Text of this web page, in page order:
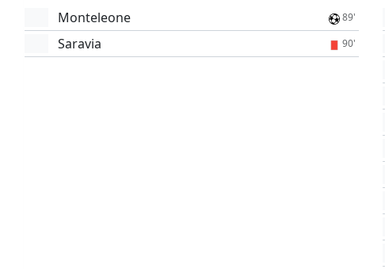
Monteleone 89'
Saravia 90'